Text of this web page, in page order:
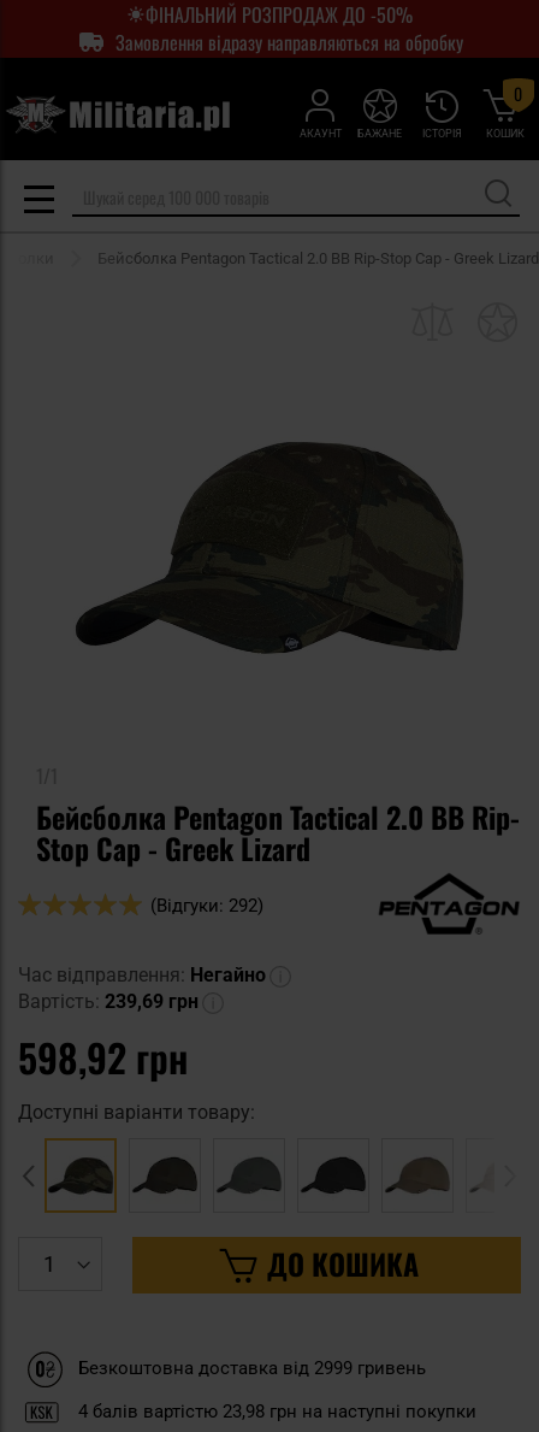
ФІНАЛЬНИЙ РОЗПРОДАЖ ДО -50%
Замовлення відразу направляються на обробку
АКАУНТ ІСТОРІЯ
БАЖАНЕ КОШИК
0
Бейсболка Pentagon Tactical 2.0 BB Rip-Stop Cap - Greek Lizard
Бейсболка Pentagon Tactical 2.0 BB Rip-
Stop Cap - Greek Lizard
Оцінка:
(Відгуки: 292)
Час відправлення: Негайно
Вартість: 239,69 грн
598,92 грн
Доступні варіанти товару:
ДО КОШИКА
Безкоштовна доставка від 2999 гривень
4 балів вартістю 23,98 грн на наступні покупки